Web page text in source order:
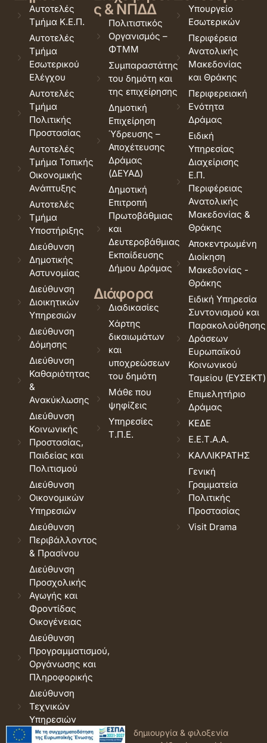
Αυτοτελές
Τμήμα Κ.Ε.Π.
Αυτοτελές
Τμήμα
Εσωτερικού
Ελέγχου
Αυτοτελές
Τμήμα
Πολιτικής
Προστασίας
Αυτοτελές
Τμήμα Τοπικής
Οικονομικής
Ανάπτυξης
Αυτοτελές
Τμήμα
Υποστήριξης
Διεύθυνση
Δημοτικής
Αστυνομίας
Διεύθυνση
Διοικητικών
Υπηρεσιών
Διεύθυνση
Δόμησης
Διεύθυνση
Καθαριότητας
&
Ανακύκλωσης
Διεύθυνση
Κοινωνικής
Προστασίας,
Παιδείας και
Πολιτισμού
Διεύθυνση
Οικονομικών
Υπηρεσιών
Διεύθυνση
Περιβάλλοντος
& Πρασίνου
Διεύθυνση
Προσχολικής
Αγωγής και
Φροντίδας
Οικογένειας
Διεύθυνση
Προγραμματισμού,
Οργάνωσης και
Πληροφορικής
Διεύθυνση
Τεχνικών
Υπηρεσιών
ς & ΝΠΔΔ
Πολιτιστικός
Οργανισμός –
ΦΤΜΜ
Συμπαραστάτης
του δημότη και
της επιχείρησης
Δημοτική
Επιχείρηση
Ύδρευσης –
Αποχέτευσης
Δράμας
(ΔΕΥΑΔ)
Δημοτική
Επιτροπή
Πρωτοβάθμιας
και
Δευτεροβάθμιας
Εκπαίδευσης
Δήμου Δράμας
Διάφορα
Διαδικασίες
Χάρτης
δικαιωμάτων
και
υποχρεώσεων
του δημότη
Μάθε που
ψηφίζεις
Υπηρεσίες
Τ.Π.Ε.
Υπουργείο
Εσωτερικών
Περιφέρεια
Ανατολικής
Μακεδονίας
και Θράκης
Περιφερειακή
Ενότητα
Δράμας
Ειδική
Υπηρεσίας
Διαχείρισης
Ε.Π.
Περιφέρειας
Ανατολικής
Μακεδονίας &
Θράκης
Αποκεντρωμένη
Διοίκηση
Μακεδονίας -
Θράκης
Ειδική Υπηρεσία
Συντονισμού και
Παρακολούθησης
Δράσεων
Ευρωπαϊκού
Κοινωνικού
Ταμείου (ΕΥΣΕΚΤ)
Επιμελητήριο
Δράμας
ΚΕΔΕ
Ε.Ε.Τ.Α.Α.
ΚΑΛΛΙΚΡΑΤΗΣ
Γενική
Γραμματεία
Πολιτικής
Προστασίας
Visit Drama
© 2026 Δήμος Δράμας. Όροι
δημιουργία & φιλοξενία